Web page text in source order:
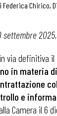
Federica Chirico,
settembre
via definitiva il
in materia
e
Camera il 6